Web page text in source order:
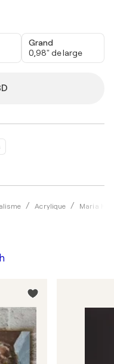
Acrylique Maria
Grand
0,98" de large